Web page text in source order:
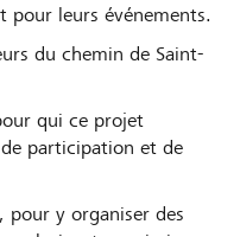
pour leurs événements.
du chemin de Saint-
qui ce projet
participation et de
pour y organiser des